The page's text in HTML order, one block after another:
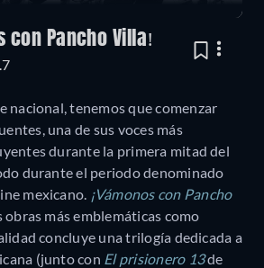
con Pancho Villa!
nacional, tenemos que comenzar
una de sus voces más
durante la primera mitad del
durante el periodo denominado
mexicano. ¡Vámonos con Pancho
obras más emblemáticas como
concluye una trilogía dedicada a
(junto con El prisionero 13de